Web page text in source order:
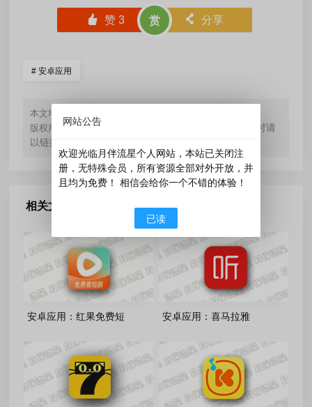
󰄼 赞3 赏 󰄯 分享
# 安卓应用
本文地址：
版权声明： 如无特殊标注，文章均为本站原创，转载时请
以链接形式注明文章出处。
相关文章
安卓应用：红果免费短
剧-7.3.1.19/漫剧-7.3.1.33 解
锁VIP会员版
安卓应用：喜马拉雅
9.4.95.3去广告纯净
版/3.4.10.3 极速版
网站公告
欢迎光临月伴流星个人网站，本站已关闭注
册，无特殊会员，所有资源全部对外开放，并
且均为免费！ 相信会给你一个不错的体验！
已读